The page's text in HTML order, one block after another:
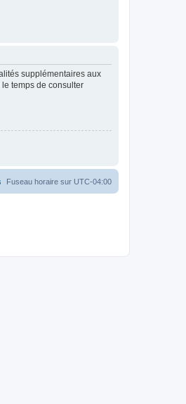
supplémentaires aux
temps de consulter
Fuseau horaire sur UTC-04:00